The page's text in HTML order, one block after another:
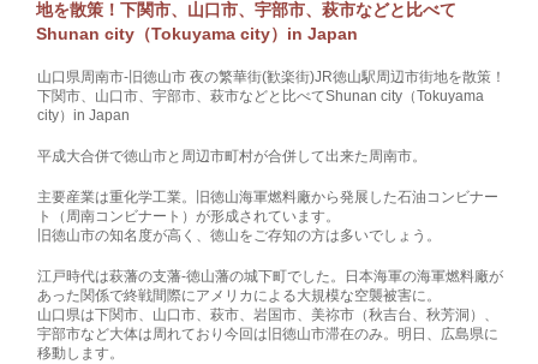
地を散策！下関市、山口市、宇部市、萩市などと比べて
Shunan city（Tokuyama city）in Japan
山口県周南市-旧徳山市 夜の繁華街(歓楽街)JR徳山駅周辺市街地を散策！
下関市、山口市、宇部市、萩市などと比べてShunan city（Tokuyama
city）in Japan
平成大合併で徳山市と周辺市町村が合併して出来た周南市。
主要産業は重化学工業。旧徳山海軍燃料廠から発展した石油コンビナー
ト（周南コンビナート）が形成されています。
旧徳山市の知名度が高く、徳山をご存知の方は多いでしょう。
江戸時代は萩藩の支藩-徳山藩の城下町でした。日本海軍の海軍燃料廠が
あった関係で終戦間際にアメリカによる大規模な空襲被害に。
山口県は下関市、山口市、萩市、岩国市、美祢市（秋吉台、秋芳洞）、
宇部市など大体は周れており今回は旧徳山市滞在のみ。明日、広島県に
移動します。